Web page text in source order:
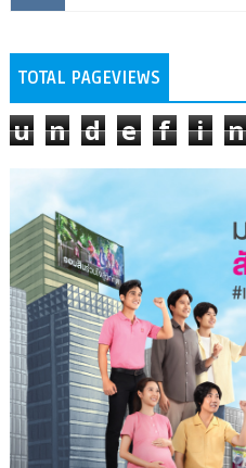
TOTAL PAGEVIEWS
u n d e f i n